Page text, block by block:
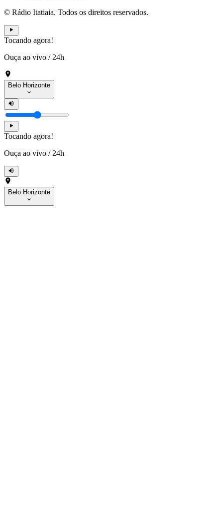
© Rádio Itatiaia. Todos os direitos reservados.
Tocando agora!
Ouça ao vivo / 24h
Belo Horizonte
Tocando agora!
Ouça ao vivo / 24h
Belo Horizonte